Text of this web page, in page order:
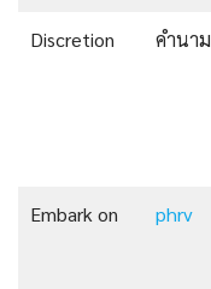
Discretion คำนาม
Embark on phrv